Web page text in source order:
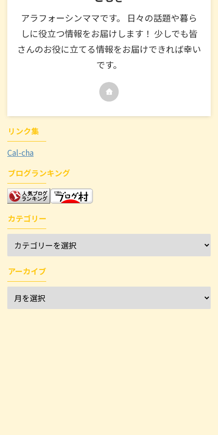
アラフォーシンママです。 日々の話題や暮ら
しに役立つ情報をお届けします！ 少しでも皆
さんのお役に立てる情報をお届けできれば幸い
です。
リンク集
Cal-cha
ブログランキング
カテゴリー
アーカイブ